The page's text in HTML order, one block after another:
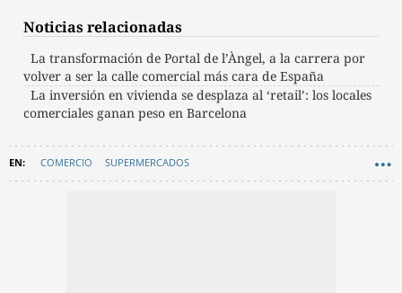
Noticias relacionadas
La transformación de Portal de l’Àngel, a la carrera por
volver a ser la calle comercial más cara de España
La inversión en vivienda se desplaza al ‘retail’: los locales
comerciales ganan peso en Barcelona
COMERCIO SUPERMERCADOS